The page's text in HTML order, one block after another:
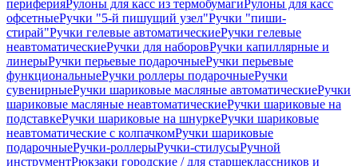
периферияРулоны для касс из термобумагиРулоны для касс
офсетныеРучки "5-й пишущий узел"Ручки "пиши-
стирай"Ручки гелевые автоматическиеРучки гелевые
неавтоматическиеРучки для наборовРучки капиллярные и
линерыРучки перьевые подарочныеРучки перьевые
функциональныеРучки роллеры подарочныеРучки
сувенирныеРучки шариковые масляные автоматическиеРучки
шариковые масляные неавтоматическиеРучки шариковые на
подставкеРучки шариковые на шнуркеРучки шариковые
неавтоматические с колпачкомРучки шариковые
подарочныеРучки-роллерыРучки-стилусыРучной
инструментРюкзаки городские / для старшеклассников и